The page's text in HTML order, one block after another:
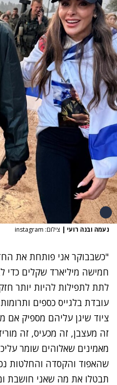
נעמה ובנה רועי | צילום: instagram
"כשבבוקר אני פותחת את
חמישה מיליארד שקלים כדי
לתת לתפילות להיות יותר
עובדת בלגייס כספים
ציוד שיגן עליהם מספיק אם
זה מעצבן, זה מכעיס, זה
מאמינים שאלוהים שומר
שהאפוד והקסדה והחלטות
תבטלו את מה שאני חושבת